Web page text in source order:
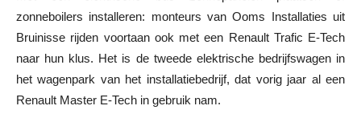
zonneboilers installeren: monteurs van Ooms Installaties uit
Bruinisse rijden voortaan ook met een Renault Trafic E-Tech
naar hun klus. Het is de tweede elektrische bedrijfswagen in
het wagenpark van het installatiebedrijf, dat vorig jaar al een
Renault Master E-Tech in gebruik nam.